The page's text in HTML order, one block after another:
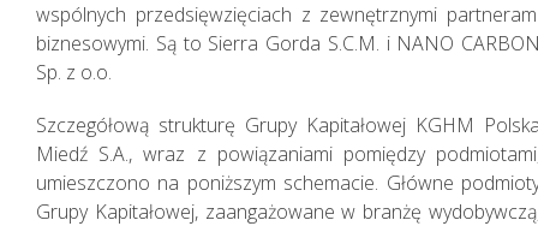
Zasady zarządzania
wspólnych przedsięwzięciach z zewnętrznymi
biznesowymi. Są to Sierra Gorda S.C.M. i NANO
Sp. z o.o.
Szczegółową strukturę Grupy Kapitałowej KGHM
Miedź S.A., wraz z powiązaniami pomiędzy
umieszczono na poniższym schemacie. Główne
Grupy Kapitałowej, zaangażowane w branżę